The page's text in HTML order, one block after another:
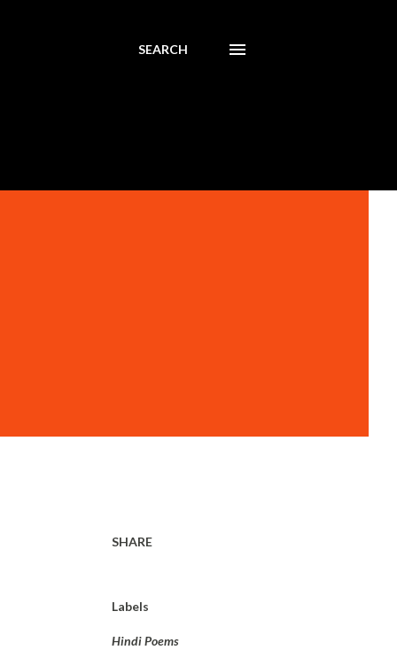
SEARCH
SHARE
Labels
Hindi Poems